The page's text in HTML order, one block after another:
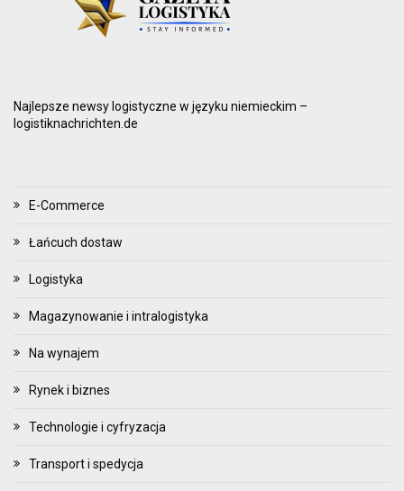
Najlepsze newsy logistyczne w języku niemieckim –
logistiknachrichten.de
E-Commerce
Łańcuch dostaw
Logistyka
Magazynowanie i intralogistyka
Na wynajem
Rynek i biznes
Technologie i cyfryzacja
Transport i spedycja